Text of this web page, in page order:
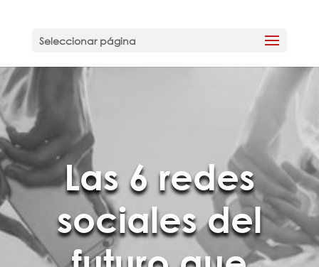
Seleccionar página
Las 6 redes
sociales del